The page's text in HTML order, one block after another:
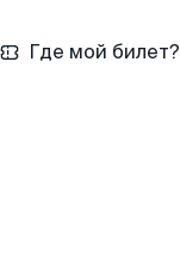
Где мой билет?